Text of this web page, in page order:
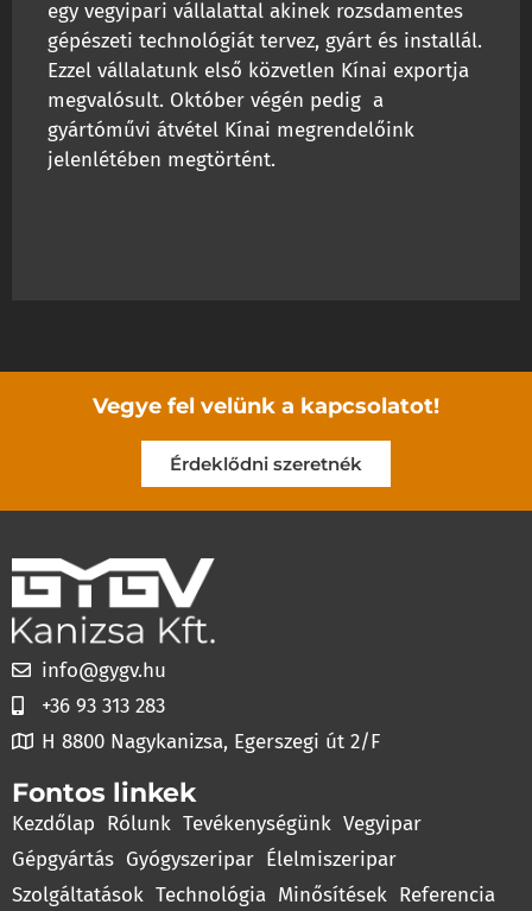
egy vegyipari vállalattal akinek rozsdamentes
gépészeti technológiát tervez, gyárt és installál.
Ezzel vállalatunk első közvetlen Kínai exportja
megvalósult. Október végén pedig a
gyártóművi átvétel Kínai megrendelőink
jelenlétében megtörtént.
Vegye fel velünk a kapcsolatot!
Érdeklődni szeretnék
info@gygv.hu
+36 93 313 283
H 8800 Nagykanizsa, Egerszegi út 2/F
Fontos linkek
Kezdőlap Rólunk Tevékenységünk Vegyipar
Gépgyártás Gyógyszeripar Élelmiszeripar
Szolgáltatások Technológia Minősítések Referencia